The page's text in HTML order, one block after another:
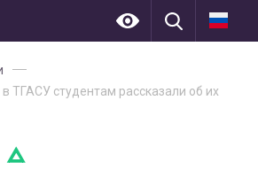
ТГАСУ студентам рассказали об их